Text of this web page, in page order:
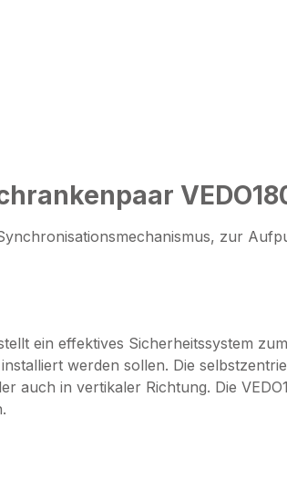
zur
ein effektives Sicherheitssystem
werden sollen. Die
auch in vertikaler Richtung. Die